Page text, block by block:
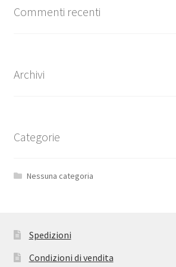
Commenti recenti
Archivi
Categorie
Nessuna categoria
Spedizioni
Condizioni di vendita